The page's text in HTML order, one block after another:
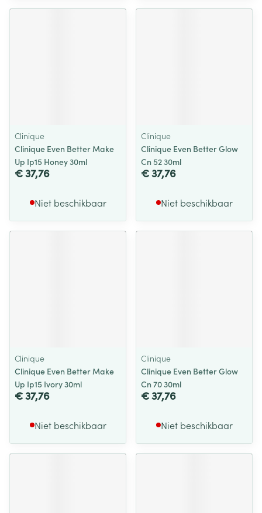
Clinique
Clinique Even Better Make
Up Ip15 Honey 30ml
€ 37,76
Niet beschikbaar
Clinique
Clinique Even Better Glow
Cn 52 30ml
€ 37,76
Niet beschikbaar
Clinique
Clinique Even Better Make
Up Ip15 Ivory 30ml
€ 37,76
Niet beschikbaar
Clinique
Clinique Even Better Glow
Cn 70 30ml
€ 37,76
Niet beschikbaar